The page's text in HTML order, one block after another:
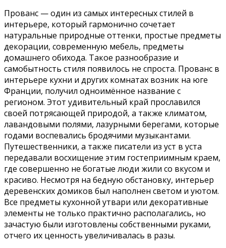
Прованс — один из самых интересных стилей в
интерьере, который гармонично сочетает
натуральные природные оттенки, простые предметы
декорации, современную мебель, предметы
домашнего обихода. Такое разнообразие и
самобытность стиля появилось не спроста. Прованс в
интерьере кухни и других комнатах возник на юге
Франции, получил одноимённое название с
регионом. Этот удивительный край прославился
своей потрясающей природой, а также климатом,
лавандовыми полями, лазурными берегами, которые
годами воспевались бродячими музыкантами.
Путешественники, а также писатели из уст в уста
передавали восхищение этим гостеприимным краем,
где совершенно не богатые люди жили со вкусом и
красиво. Несмотря на бедную обстановку, интерьер
деревенских домиков был наполнен светом и уютом.
Все предметы кухонной утвари или декоративные
элементы не только практично располагались, но
зачастую были изготовлены собственными руками,
отчего их ценность увеличивалась в разы.